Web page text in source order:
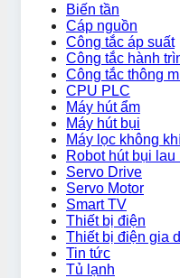
Biến tần
Cáp nguồn
Công tắc áp suất
Công tắc hành
Công tắc thông
CPU PLC
Máy hút ẩm
Máy hút bụi
Máy lọc không
Robot hút bụi lau
Servo Drive
Servo Motor
Smart TV
Thiết bị điện
Thiết bị điện gia
Tin tức
Tủ lạnh